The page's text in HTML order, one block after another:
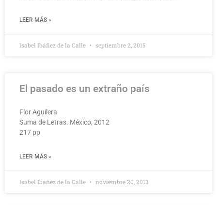
LEER MÁS »
Isabel Ibáñez de la Calle septiembre 2, 2015
El pasado es un extraño país
Flor Aguilera
Suma de Letras. México, 2012
217 pp
LEER MÁS »
Isabel Ibáñez de la Calle noviembre 20, 2013